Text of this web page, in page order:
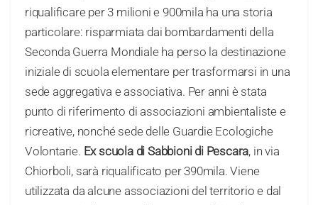
riqualificare per 3 milioni e 900mila ha una storia
particolare: risparmiata dai bombardamenti della
Seconda Guerra Mondiale ha perso la destinazione
iniziale di scuola elementare per trasformarsi in una
sede aggregativa e associativa. Per anni è stata
punto di riferimento di associazioni ambientaliste e
ricreative, nonché sede delle Guardie Ecologiche
Volontarie. Ex scuola di Sabbioni di Pescara, in via
Chiorboli, sarà riqualificato per 390mila. Viene
utilizzata da alcune associazioni del territorio e dal